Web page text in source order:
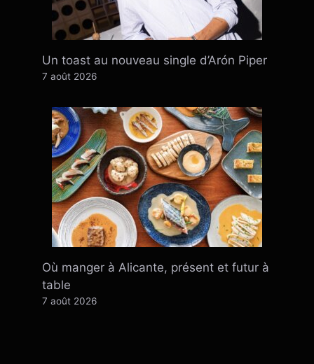
Un toast au nouveau single d’Arón Piper
7 août 2026
Où manger à Alicante, présent et futur à
table
7 août 2026